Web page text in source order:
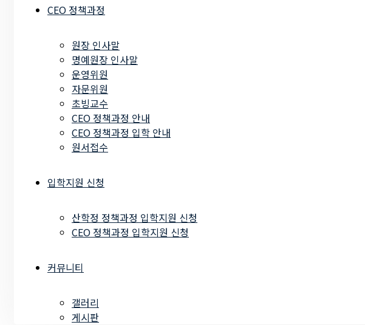
CEO 정책과정
원장 인사말
명예원장 인사말
운영위원
자문위원
초빙교수
CEO 정책과정 안내
CEO 정책과정 입학 안내
원서접수
입학지원 신청
산학정 정책과정 입학지원 신청
CEO 정책과정 입학지원 신청
커뮤니티
갤러리
게시판